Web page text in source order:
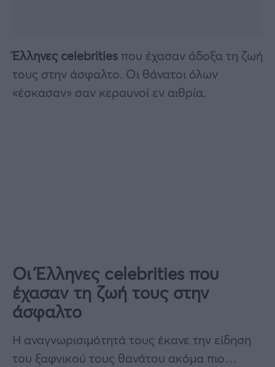
Έλληνες celebrities που έχασαν άδοξα τη ζωή
τους στην άσφαλτο. Οι θάνατοι όλων
«έσκασαν» σαν κεραυνοί εν αιθρία.
Οι Έλληνες celebrities που
έχασαν τη ζωή τους στην
άσφαλτο
Η αναγνωρισιμότητά τους έκανε την είδηση
του ξαφνικού τους θανάτου ακόμα πιο…